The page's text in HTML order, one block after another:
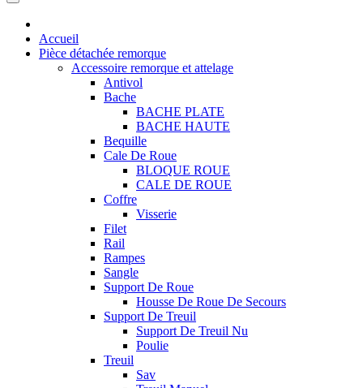
Accueil
Pièce détachée remorque
Accessoire remorque et attelage
Antivol
Bache
BACHE PLATE
BACHE HAUTE
Bequille
Cale De Roue
BLOQUE ROUE
CALE DE ROUE
Coffre
Visserie
Filet
Rail
Rampes
Sangle
Support De Roue
Housse De Roue De Secours
Support De Treuil
Support De Treuil Nu
Poulie
Treuil
Sav